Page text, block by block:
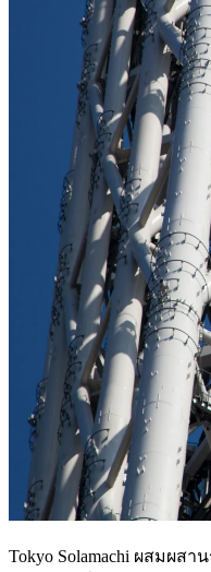
Tokyo Solamachi ผสมผส